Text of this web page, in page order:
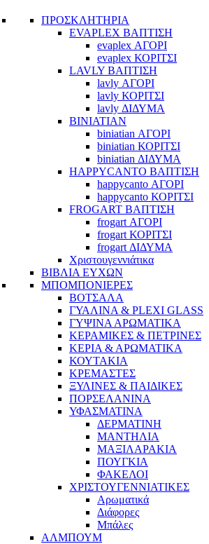
ΠΡΟΣΚΛΗΤΗΡΙΑ
EVAPLEX ΒΑΠΤΙΣΗ
evaplex ΑΓΟΡΙ
evaplex ΚΟΡΙΤΣΙ
LAVLY ΒΑΠΤΙΣΗ
lavly ΑΓΟΡΙ
lavly ΚΟΡΙΤΣΙ
lavly ΔΙΔΥΜΑ
BINIATIAN
biniatian ΑΓΟΡΙ
biniatian ΚΟΡΙΤΣΙ
biniatian ΔΙΔΥΜΑ
HAPPYCANTO ΒΑΠΤΙΣΗ
happycanto ΑΓΟΡΙ
happycanto ΚΟΡΙΤΣΙ
FROGART ΒΑΠΤΙΣΗ
frogart ΑΓΟΡΙ
frogart ΚΟΡΙΤΣΙ
frogart ΔΙΔΥΜΑ
Χριστουγεννιάτικα
ΒΙΒΛΙΑ ΕΥΧΩΝ
ΜΠΟΜΠΟΝΙΕΡΕΣ
ΒΟΤΣΑΛΑ
ΓΥΑΛΙΝΑ & PLEXI GLASS
ΓΥΨΙΝΑ ΑΡΩΜΑΤΙΚΑ
ΚΕΡΑΜΙΚΕΣ & ΠΕΤΡΙΝΕΣ
ΚΕΡΙΑ & ΑΡΩΜΑΤΙΚΑ
ΚΟΥΤΑΚΙΑ
ΚΡΕΜΑΣΤΕΣ
ΞΥΛΙΝΕΣ & ΠΑΙΔΙΚΕΣ
ΠΟΡΣΕΛΑΝΙΝΑ
ΥΦΑΣΜΑΤΙΝA
ΔΕΡΜΑΤΙΝΗ
ΜΑΝΤΗΛΙΑ
ΜΑΞΙΛΑΡΑΚΙΑ
ΠΟΥΓΚΙΑ
ΦΑΚΕΛΟΙ
ΧΡΙΣΤΟΥΓΕΝΝΙΑΤΙΚΕΣ
Αρωματικά
Διάφορες
Μπάλες
ΑΛΜΠΟΥΜ